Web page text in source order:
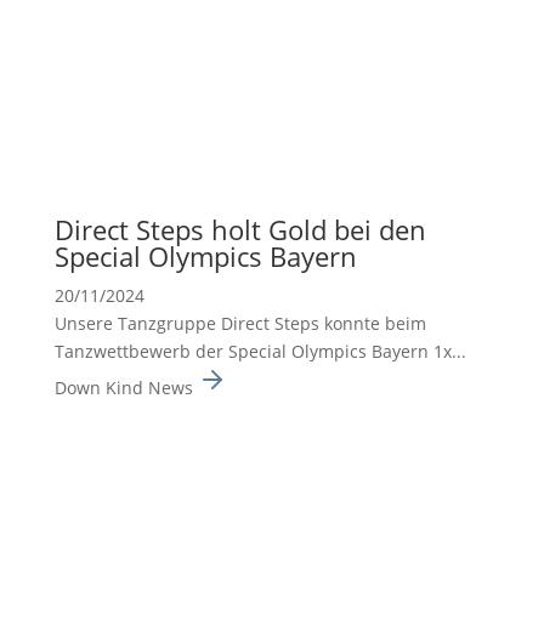
Direct Steps holt Gold bei den
Special Olympics Bayern
20/11/2024
Unsere Tanzgruppe Direct Steps konnte beim
Tanzwett­be­werb der Special Olympics Bayern 1x...
Down Kind News